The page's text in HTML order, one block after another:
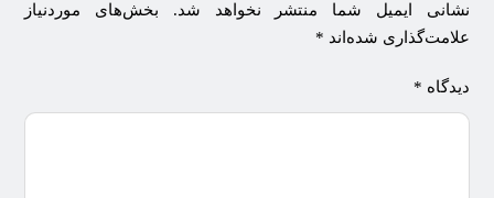
نشانی ایمیل شما منتشر نخواهد شد.
بخش‌های موردنیاز
علامت‌گذاری شده‌اند *
دیدگاه *